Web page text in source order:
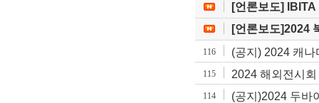
[언론보도] IBITA
[언론보도]2024
116 (공지) 2024 캐
115 2024 해외전시
114 (공지)2024 두바